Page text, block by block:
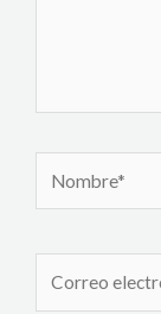
electrónico*